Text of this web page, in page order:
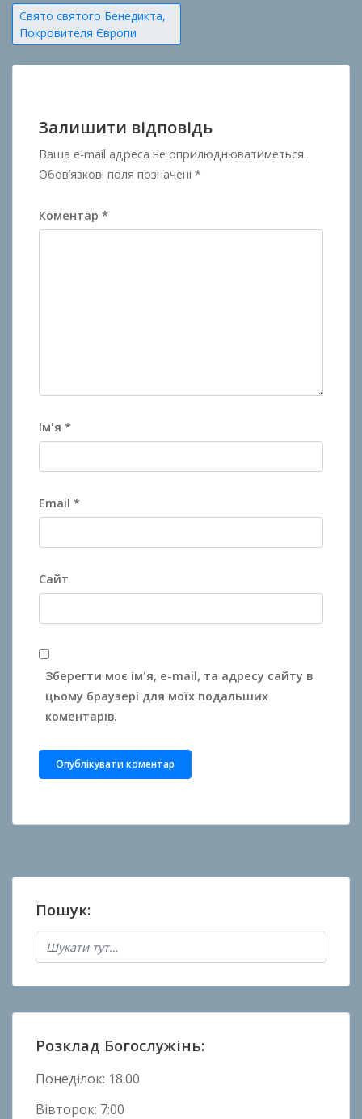
Навігація
записів
Свято святого Бенедикта,
Покровителя Європи
Залишити відповідь
Ваша e-mail адреса не оприлюднюватиметься.
Обов’язкові поля позначені *
Коментар *
Ім'я *
Email *
Сайт
Зберегти моє ім'я, e-mail, та адресу сайту в
цьому браузері для моїх подальших
коментарів.
Пошук:
Розклад Богослужінь:
Понеділок: 18:00
Вівторок: 7:00